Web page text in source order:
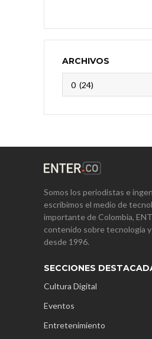
ARCHIVOS
Somos los periodistas e
escribimos el medio de
importante de Colombia,
contenido sobre tecnología
desde 1996.
SECCIONES
Cultura Digital
Eventos
Entretenimiento